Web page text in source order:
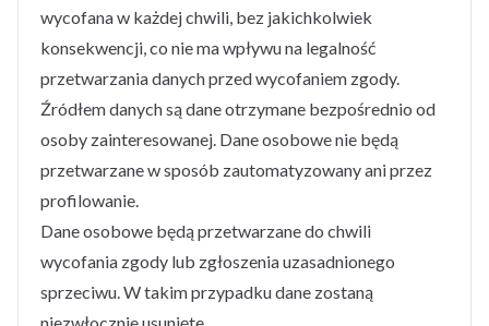
wycofana w każdej chwili, bez jakichkolwiek
konsekwencji, co nie ma wpływu na legalność
przetwarzania danych przed wycofaniem zgody.
Źródłem danych są dane otrzymane bezpośrednio od
osoby zainteresowanej. Dane osobowe nie będą
przetwarzane w sposób zautomatyzowany ani przez
profilowanie.
Dane osobowe będą przetwarzane do chwili
wycofania zgody lub zgłoszenia uzasadnionego
sprzeciwu. W takim przypadku dane zostaną